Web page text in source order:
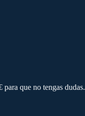
que no tengas dudas.